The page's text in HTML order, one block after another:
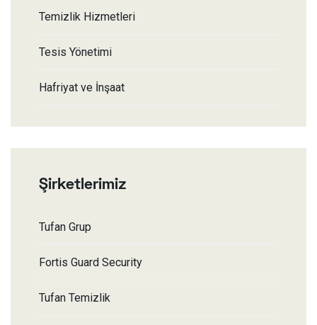
Temizlik Hizmetleri
Tesis Yönetimi
Hafriyat ve İnşaat
Şirketlerimiz
Tufan Grup
Fortis Guard Security
Tufan Temizlik